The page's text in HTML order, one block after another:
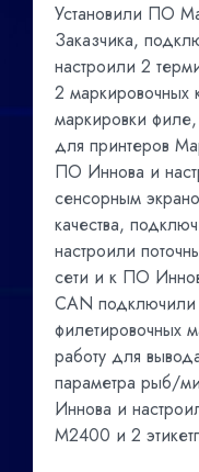
Установили ПО
Заказчика,
настроили 2
2
маркировки
для принтеров
ПО Иннова и
сенсорным
качества,
настроили
сети и к ПО
CAN подключили
филетировочных
работу для
параметра рыб/
Иннова и
М2400 и 2